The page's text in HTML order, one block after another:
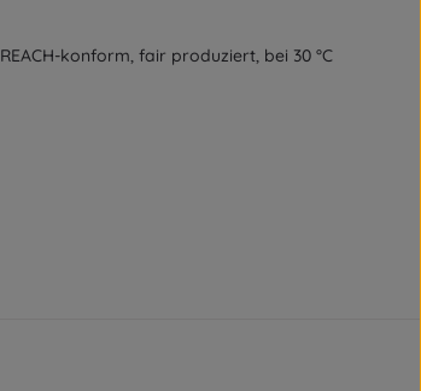
konform, fair produziert, bei 30 °C